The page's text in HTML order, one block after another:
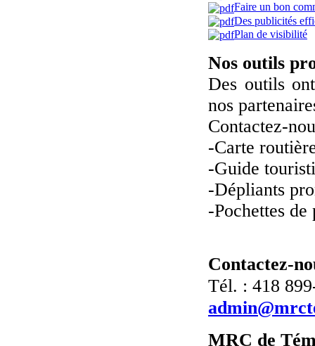
Faire un bon
Des publicités
Plan de visibilité
Nos outils
Des outils
nos
Contactez-
-Carte
-Guide
-Dépliants
-Pochettes de
Contactez-
Tél. : 418
MRC de